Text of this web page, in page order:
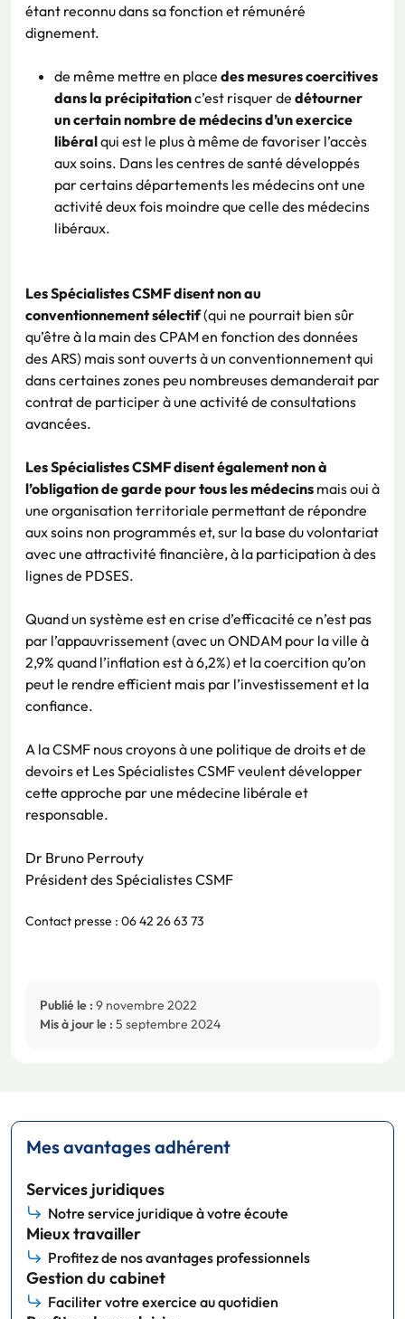
étant reconnu dans sa fonction et rémunéré
dignement.
de même mettre en place des mesures coercitives
dans la précipitationc’est risquer de détourner
un certain nombre de médecins d’un exercice
libéralqui est le plus à même de favoriser l’accès
aux soins. Dans les centres de santé développés
par certains départements les médecins ont une
activité deux fois moindre que celle des médecins
libéraux.
Les Spécialistes CSMF disent non au
conventionnement sélectif(qui ne pourrait bien sûr
qu’être à la main des CPAM en fonction des données
des ARS) mais sont ouverts à un conventionnement qui
dans certaines zones peu nombreuses demanderait par
contrat de participer à une activité de consultations
avancées.
Les Spécialistes CSMF disent également non à
l’obligation de garde pour tous les médecins mais oui à
une organisation territoriale permettant de répondre
aux soins non programmés et, sur la base du volontariat
avec une attractivité financière, à la participation à des
lignes de PDSES.
Quand un système est en crise d’efficacité ce n’est pas
par l’appauvrissement (avec un ONDAM pour la ville à
2,9% quand l’inflation est à 6,2%) et la coercition qu’on
peut le rendre efficient mais par l’investissement et la
confiance.
A la CSMF nous croyons à une politique de droits et de
devoirs et Les Spécialistes CSMF veulent développer
cette approche par une médecine libérale et
responsable.
Dr Bruno Perrouty
Président des Spécialistes CSMF
Contact presse : 06 42 26 63 73
Publié le : 9 novembre 2022
Mis à jour le : 5 septembre 2024
Mes avantages adhérent
Services juridiques
Notre service juridique à votre écoute
Mieux travailler
Profitez de nos avantages professionnels
Gestion du cabinet
Faciliter votre exercice au quotidien